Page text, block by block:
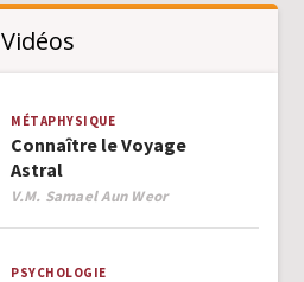
Vidéos
MÉTAPHYSIQUE
Connaître le Voyage
Astral
Author
V.M. Samael Aun Weor
PSYCHOLOGIE